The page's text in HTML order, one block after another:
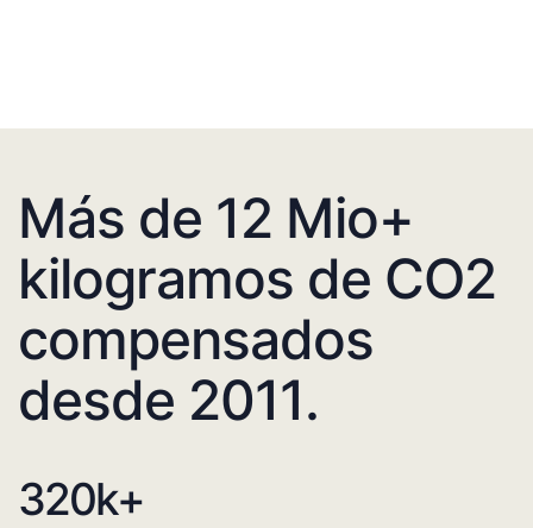
Más de 12 Mio+
kilogramos de CO2
compensados
desde 2011.
320k+